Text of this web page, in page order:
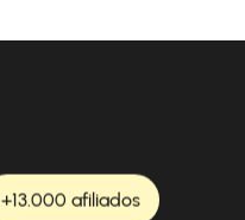
+13.000 afiliados